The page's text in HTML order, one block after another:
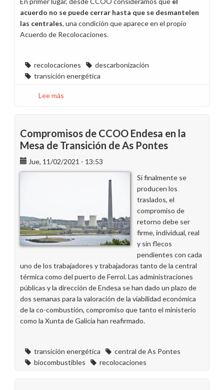
en
Madrid
acuerdo no se puede cerrar hasta que se desmantelen
las centrales, una condición que aparece en el propio
Acuerdo de Recolocaciones.
recolocaciones
descarbonización
transición energética
Lee más
contra
de
dar
por
cerrado
recolocaciones
Compromisos de CCOO Endesa en la
Mesa de Transición de As Pontes
Jue, 11/02/2021 - 13:53
Si finalmente se
producen los
traslados, el
compromiso de
retorno debe ser
firme, individual, real
y sin flecos
pendientes con cada
uno de los trabajadores y trabajadoras tanto de la central
térmica como del puerto de Ferrol. Las administraciones
públicas y la dirección de Endesa se han dado un plazo de
dos semanas para la valoración de la viabilidad económica
de la co-combustión, compromiso que tanto el ministerio
como la Xunta de Galicia han reafirmado.
transición energética
central de As Pontes
biocombustibles
recolocaciones